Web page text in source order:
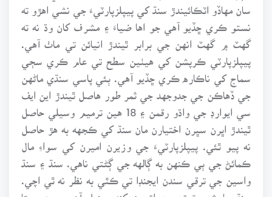
سان مهاڏو اٽڪائيندڙ سنڌ کي پيپلزپارٽيءَ جي نشي اهڙو ته
نستو ڪري ڇڏيو آهي جو اها ضياءَ ۽ مشرف کان وڌ نه ته
گهٽ ۾ گهٽ انهن جي برابر ٿيندڙ انيائن تي ماٺ آهي.
پيپلزپارٽي ڪرپشن کي هيٺين سطح تي عام ڪري سڄي
سماج کي ناڪاره ڪري ڇڏيو آهي. ٻئي پاسي سنڌي ماڻهن
جي ڏهاڪن جي جدوجهد جي ثمر طور هاصل ٿيندڙ اين ايف
سي ايوارڊ جي واڌو رقمن ۽ 18 هين ترميم وسيلي حاصل
ٿيندڙ اڀرن سڀرن اختيارن مان سنڌ کي ڪجهه به هڙ حاصل
نه پيو ٿئي. پيپلزپارٽيءَ جي وزيرن اميرن کي سواءِ مال
ڪمائڻ جي ٻي ڪنهن به ڳالهه جي ڳڻتي ناهي. سنڌ ۽ سنڌ
واسين جي ترقي سندن ايجنڊا تي ڪٿي به نظر نه ٿي اچي.
سنڌ جا شهر توڙي ٻهراڙيون کنڊر بنيل آهن. روڊ رستا